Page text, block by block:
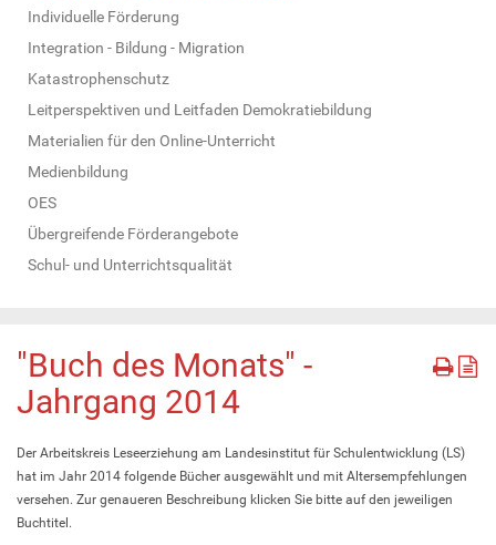
Individuelle Förderung
Integration - Bildung - Migration
Katastrophenschutz
Leitperspektiven und Leitfaden Demokratiebildung
Materialien für den Online-Unterricht
Medienbildung
OES
Übergreifende Förderangebote
Schul- und Unterrichtsqualität
"Buch des Monats" -
Jahrgang 2014
Der Arbeitskreis Leseerziehung am Landesinstitut für Schulentwicklung (LS)
hat im Jahr 2014 folgende Bücher ausgewählt und mit Altersempfehlungen
versehen. Zur genaueren Beschreibung klicken Sie bitte auf den jeweiligen
Buchtitel.